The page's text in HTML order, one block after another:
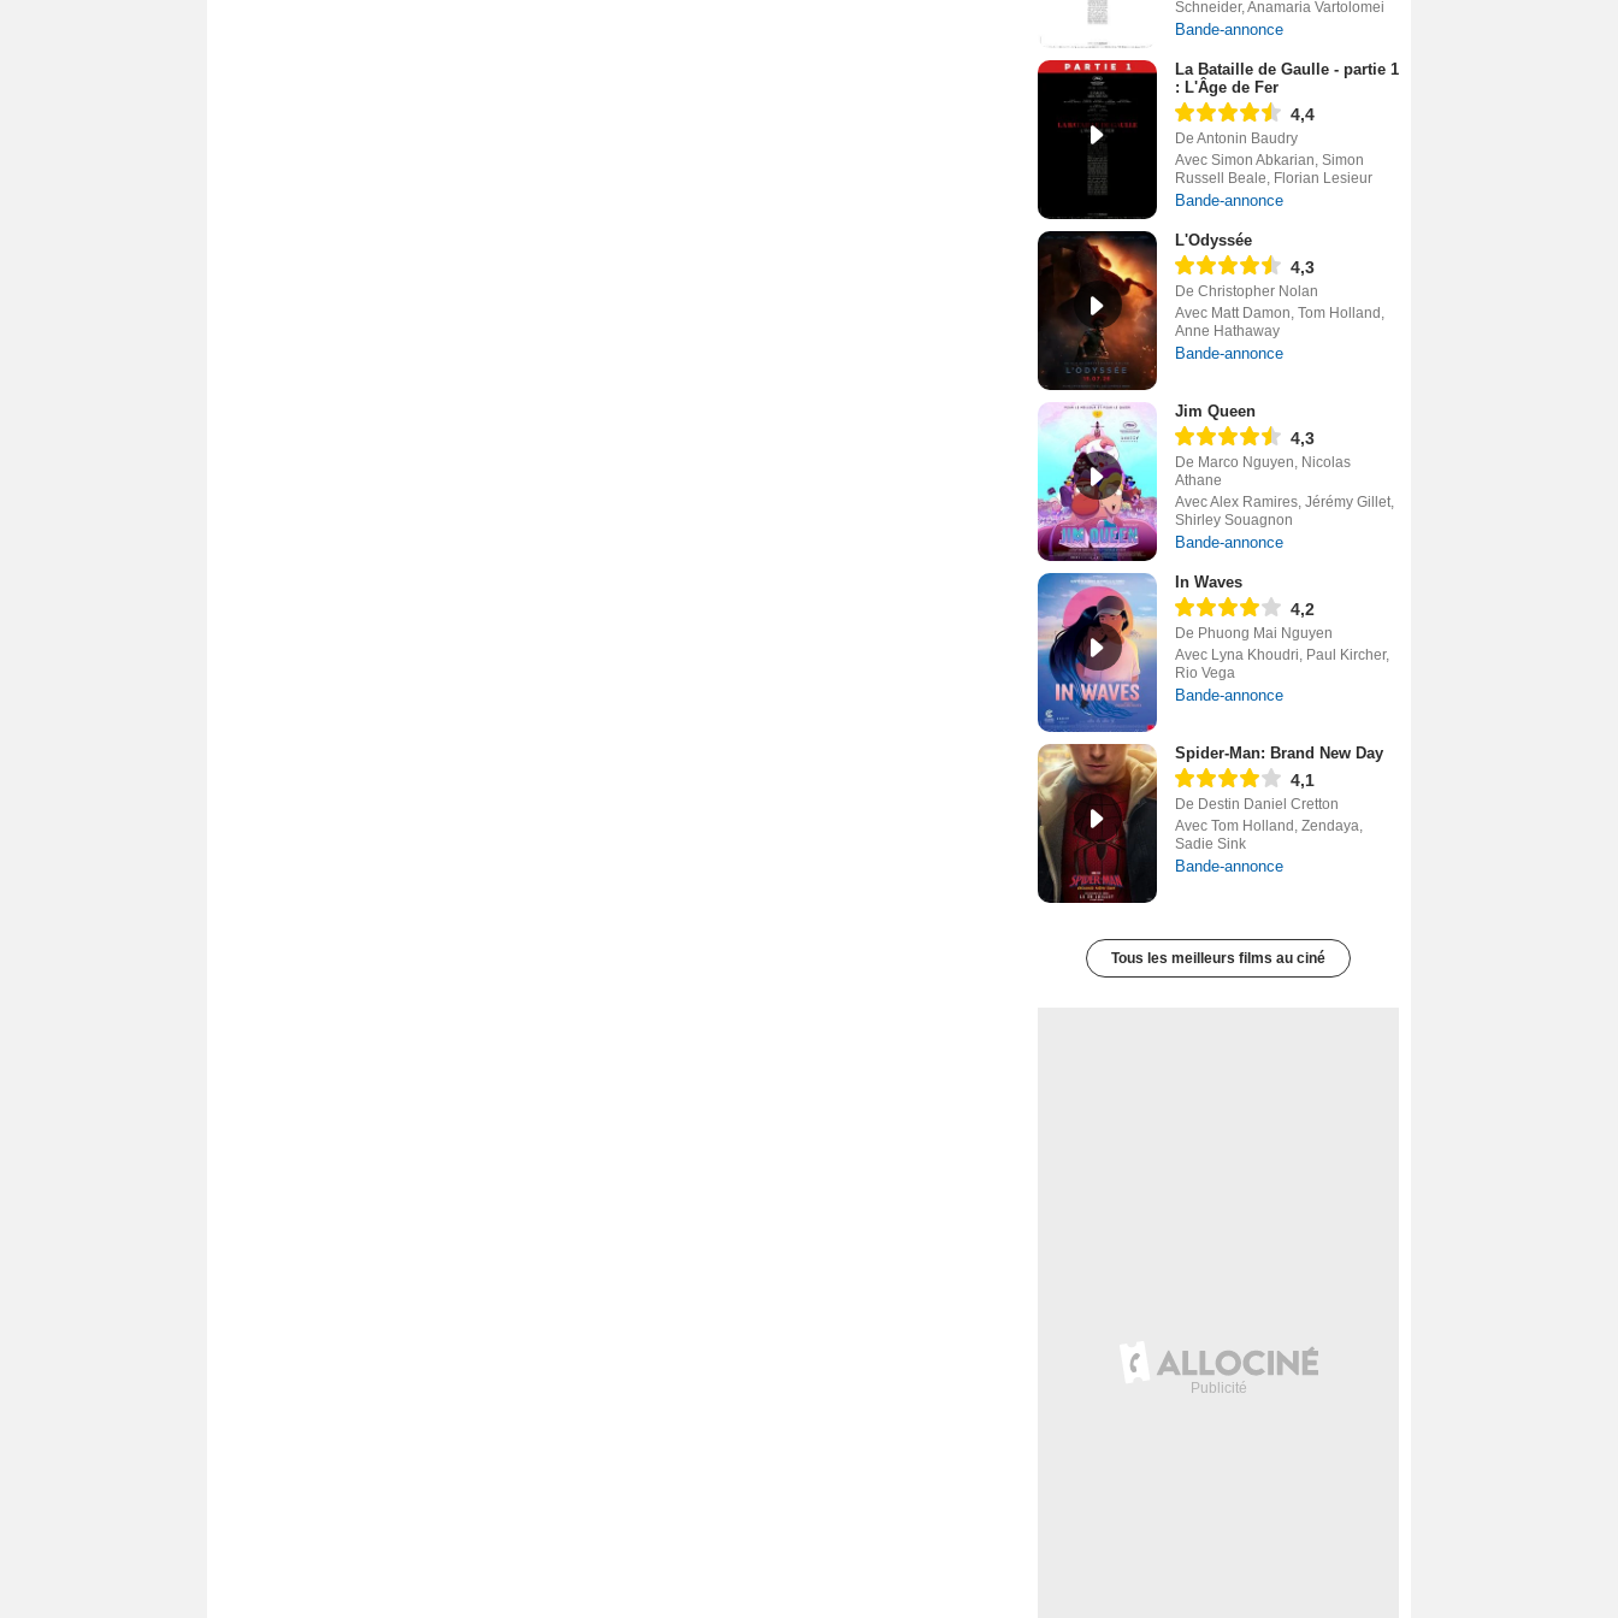
Schneider, Anamaria Vartolomei
Bande-annonce
La Bataille de Gaulle - partie 1
: L'Âge de Fer
4,4
De Antonin Baudry
Avec Simon Abkarian, Simon
Russell Beale, Florian Lesieur
Bande-annonce
L'Odyssée
4,3
De Christopher Nolan
Avec Matt Damon, Tom Holland,
Anne Hathaway
Bande-annonce
Jim Queen
4,3
De Marco Nguyen, Nicolas
Athane
Avec Alex Ramires, Jérémy Gillet,
Shirley Souagnon
Bande-annonce
In Waves
4,2
De Phuong Mai Nguyen
Avec Lyna Khoudri, Paul Kircher,
Rio Vega
Bande-annonce
Spider-Man: Brand New Day
4,1
De Destin Daniel Cretton
Avec Tom Holland, Zendaya,
Sadie Sink
Bande-annonce
Tous les meilleurs films au ciné